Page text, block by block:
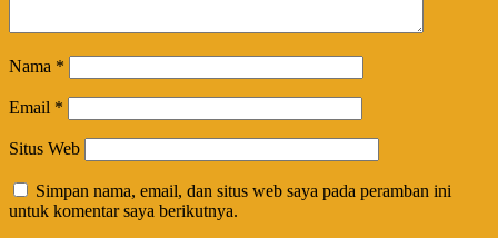
Nama *
Email *
Situs Web
Simpan nama, email, dan situs web saya pada peramban ini
untuk komentar saya berikutnya.